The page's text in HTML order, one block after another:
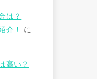
は？
介！
に
高い？